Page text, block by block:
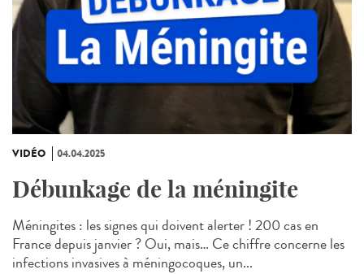
VIDÉO 04.04.2025
Débunkage de la méningite
Méningites : les signes qui doivent alerter ! 200 cas en
France depuis janvier ? Oui, mais… Ce chiffre concerne les
infections invasives à méningocoques, un...